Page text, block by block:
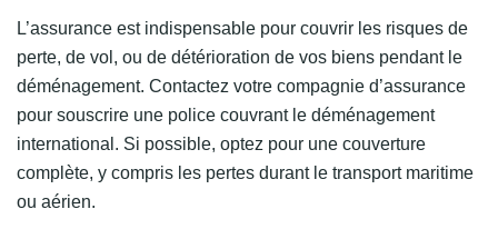
L’assurance est indispensable pour couvrir les risques de
perte, de vol, ou de détérioration de vos biens pendant le
déménagement. Contactez votre compagnie d’assurance
pour souscrire une police couvrant le déménagement
international. Si possible, optez pour une couverture
complète, y compris les pertes durant le transport maritime
ou aérien.